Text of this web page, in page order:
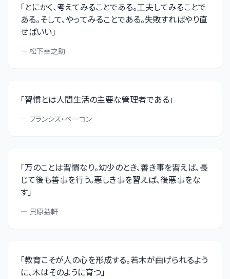
「とにかく、考えてみることである。工夫してみることで
ある。そして、やってみることである。失敗すればやり直
せばいい」
— 松下幸之助
「習慣とは人間生活の主要な管理者である」
— フランシス・ベーコン
「万のことは習慣なり。幼少のとき、善き事を習えば、長
じて後も善事を行う。悪しき事を習えば、後悪事をな
す」
— 貝原益軒
「教育こそが人の心を形成する。若木が曲げられるよう
に、木はそのように育つ」